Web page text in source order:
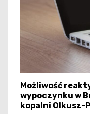
Możliwość
wypoczynku w
kopalni Olkusz-